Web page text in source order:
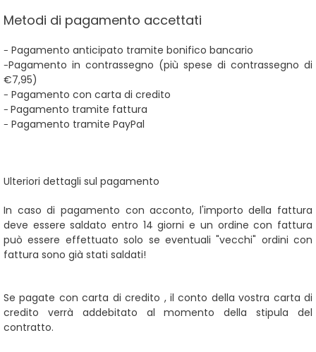
Metodi di pagamento accettati
- Pagamento anticipato tramite bonifico bancario
-Pagamento in contrassegno (più spese di contrassegno di
€7,95)
- Pagamento con carta di credito
- Pagamento tramite fattura
- Pagamento tramite PayPal
Ulteriori dettagli sul pagamento
In caso di pagamento con acconto, l'importo della fattura
deve essere saldato entro 14 giorni e un ordine con fattura
può essere effettuato solo se eventuali "vecchi" ordini con
fattura sono già stati saldati!
Se pagate con carta di credito , il conto della vostra carta di
credito verrà addebitato al momento della stipula del
contratto.